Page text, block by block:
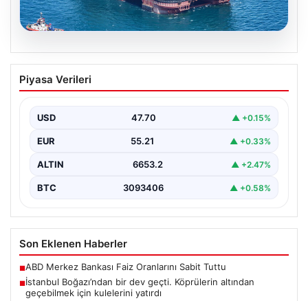
06.08.2026
İstanbul Boğazı’ndan bir dev geçti.
Köprülerin altından geçebilmek için
Piyasa Verileri
USD 47.70 ▲ +0.15%
EUR 55.21 ▲ +0.33%
ALTIN 6653.2 ▲ +2.47%
BTC 3093406 ▲ +0.58%
Son Eklenen Haberler
■ABD Merkez Bankası Faiz Oranlarını Sabit Tuttu
■İstanbul Boğazı’ndan bir dev geçti. Köprülerin altından
geçebilmek için kulelerini yatırdı